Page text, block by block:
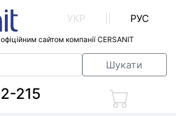
сайтом компанії CERSANIT
УКР РУС
Шукати
215